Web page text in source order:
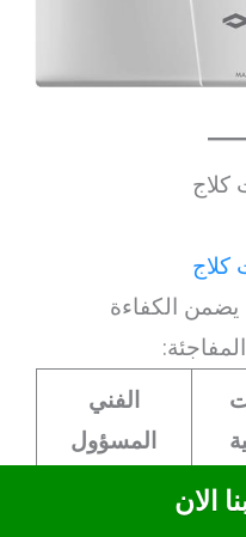
كلاج
كلاج
يضمن الكفاءة
الفني
المسؤول
الان